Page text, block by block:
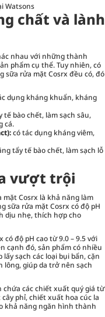
Watsons
chất và lành
nhau với những thành
phẩm cụ thể. Tuy nhiên, có
sữa rửa mặt Cosrx đều có, đó
dụng kháng khuẩn, kháng
tế bào chết, làm sạch sâu,
cá.
có tác dụng kháng viêm,
tẩy tế bào chết, làm sạch lỗ
vượt trội
Cosrx là khả năng làm
sữa rửa mặt Cosrx có độ pH
dịu nhẹ, thích hợp cho
độ pH cao từ 9.0 – 9.5 với
cạnh đó, sản phẩm có nhiều
sạch các loại bụi bẩn, cặn
lông, giúp da trở nên sạch
chứa các chiết xuất quý giá từ
phỉ, chiết xuất hoa cúc la
khả năng ngăn hình thành